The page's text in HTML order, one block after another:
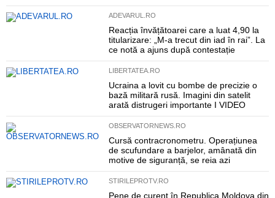
ADEVARUL.RO
Reacția învățătoarei care a luat 4,90 la
titularizare: „M-a trecut din iad în rai”. La
ce notă a ajuns după contestație
LIBERTATEA.RO
Ucraina a lovit cu bombe de precizie o
bază militară rusă. Imagini din satelit
arată distrugeri importante I VIDEO
OBSERVATORNEWS.RO
Cursă contracronometru. Operațiunea
de scufundare a barjelor, amânată din
motive de siguranță, se reia azi
STIRILEPROTV.RO
Pene de curent în Republica Moldova din